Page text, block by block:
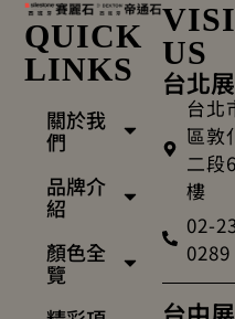
QUICK
LINKS
關於我
們
品牌介
紹
顏色全
覽
US
台北
台北
區敦
二段
樓
02-
0289